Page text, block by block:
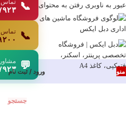
عبور به ناوبری رفتن به محتوای اصلی
📞
📞 تماس
💬 منو ورود / ثبت نام
جستجو